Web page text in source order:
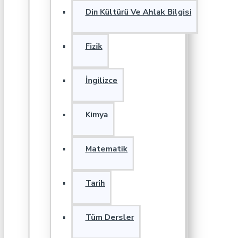
Din Kültürü Ve Ahlak Bilgisi
Fizik
İngilizce
Kimya
Matematik
Tarih
Tüm Dersler